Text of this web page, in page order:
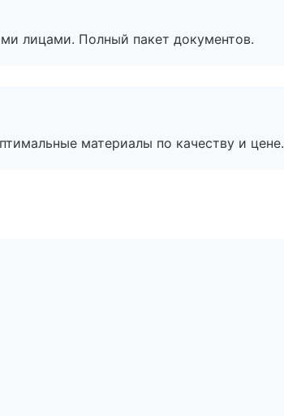
лицами. Полный пакет документов.
материалы по качеству и цене.